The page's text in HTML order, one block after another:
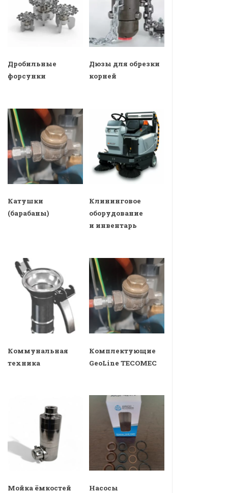
Дробильные
форсунки
Дюзы для обрезки
корней
Катушки
(барабаны)
Клининговое
оборудование
и инвентарь
Коммунальная
техника
Комплектующие
GeoLine TECOMEC
Мойка ёмкостей
Насосы